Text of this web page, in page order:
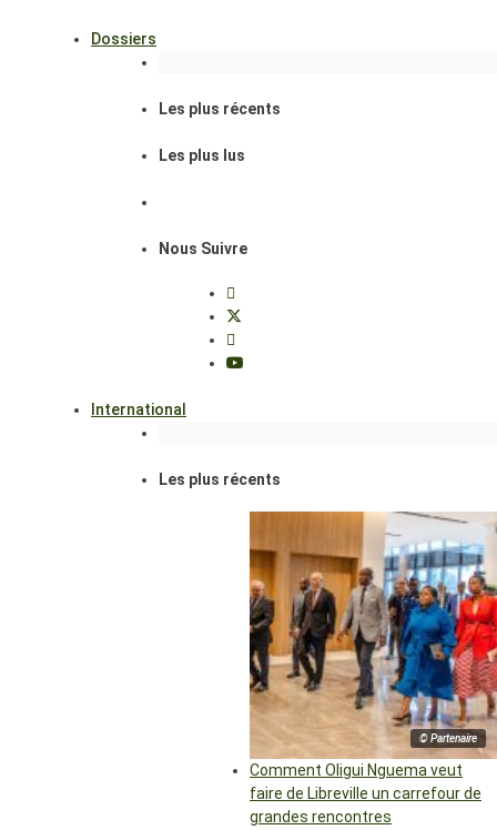
Dossiers
Les plus récents
Les plus lus
Nous Suivre
International
Les plus récents
© Partenaire
Comment Oligui Nguema veut
faire de Libreville un carrefour de
grandes rencontres